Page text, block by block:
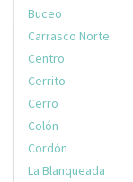
Buceo
Carrasco Norte
Centro
Cerrito
Cerro
Colón
Cordón
La Blanqueada